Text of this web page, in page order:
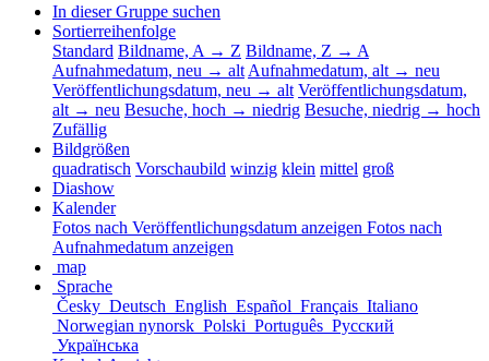
In dieser Gruppe suchen
Sortierreihenfolge
Standard Bildname, A → Z Bildname, Z → A
Aufnahmedatum, neu → alt Aufnahmedatum, alt → neu
Veröffentlichungsdatum, neu → alt Veröffentlichungsdatum,
alt → neu Besuche, hoch → niedrig Besuche, niedrig → hoch
Zufällig
Bildgrößen
quadratisch Vorschaubild winzig klein mittel groß
Diashow
Kalender
Fotos nach Veröffentlichungsdatum anzeigen Fotos nach
Aufnahmedatum anzeigen
map
Sprache
Česky Deutsch English Español Français Italiano
Norwegian nynorsk Polski Português Русский
Українська